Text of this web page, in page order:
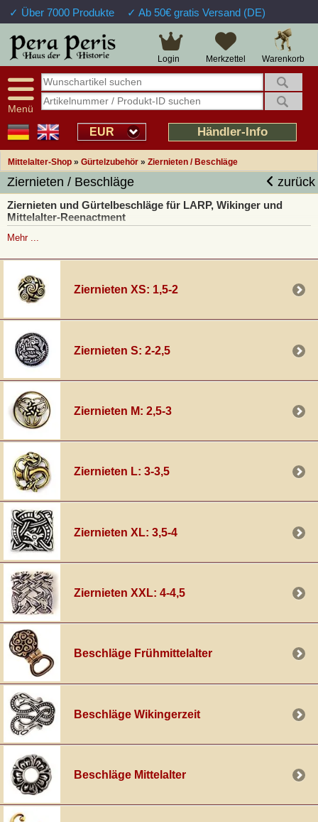
✓ Über 7000 Produkte ✓ Ab 50€ gratis Versand (DE)
Warenkorb
Merkzettel
Login
Menü
EUR Händler-Info
Mittelalter-Shop » Gürtelzubehör » Ziernieten / Beschläge
Ziernieten / Beschläge zurück
Ziernieten und Gürtelbeschläge für LARP, Wikinger und
Mittelalter-Reenactment
Hier könnt ihr Repliken mittelalterlicher Ziernieten nach historischen
Beschläge und Ziernieten kaufen
, die nach originalen
Vorbildern aus der Zeit der Kelten, Wikinger und dem
mittelalterlicher Beschläge in verschiedenen Größen aus
Bronzeguss
und sogar in echt versilbert. Neben Ziernieten im Stil der
Kelten und Wikinger findet ihr auch solche, die von antiken Vorbildern
Gürteln und Taschen
Mehr ...
Ziernieten XS: 1,5-2
Ziernieten S: 2-2,5
Ziernieten M: 2,5-3
Ziernieten L: 3-3,5
Ziernieten XL: 3,5-4
Ziernieten XXL: 4-4,5
Beschläge Frühmittelalter
Beschläge Wikingerzeit
Beschläge Mittelalter